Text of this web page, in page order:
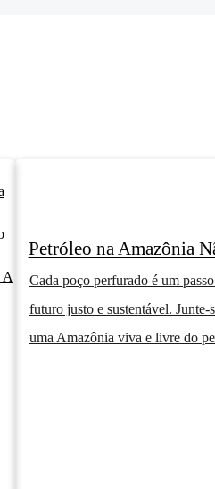
Petróleo na Amazônia
Cada poço perfurado é um
futuro justo e sustentável. Junte-
uma Amazônia viva e livre do